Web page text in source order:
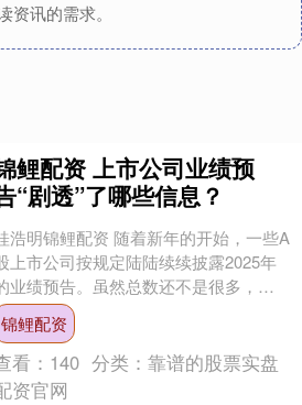
资讯的需求。
鲤配资 上市公司业绩预
“剧透”了哪些信息？
浩明锦鲤配资 随着新年的开始，一些A
上市公司按规定陆陆续续披露2025年
业绩预告。虽然总数还不是很多，但
中窥豹，也可以看出去年锦鲤配资实
经济的些许端倪....
锦鲤配资
看： 140 分类：靠谱的股票实盘
资官网